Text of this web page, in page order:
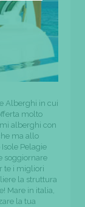
Alberghi in cui
molto
alberghi con
ma allo
Pelagie
soggiornare
te i migliori
la struttura
Mare in italia,
la tua